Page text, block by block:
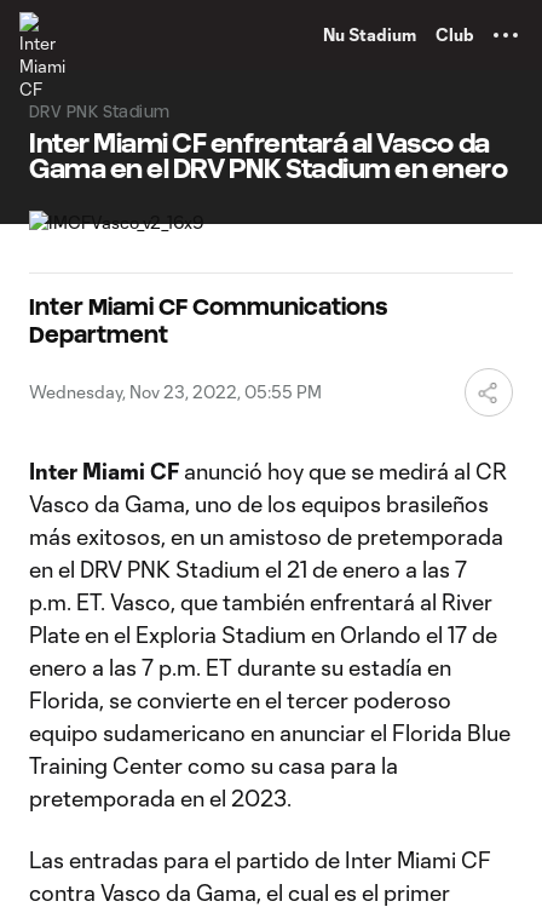
Nu Stadium Club
DRV PNK Stadium
Inter Miami CF enfrentará al Vasco da
Gama en el DRV PNK Stadium en enero
Inter Miami CF Communications
Department
Wednesday, Nov 23, 2022, 05:55 PM
Inter Miami CF anunció hoy que se medirá al CR
Vasco da Gama, uno de los equipos brasileños
más exitosos, en un amistoso de pretemporada
en el DRV PNK Stadium el 21 de enero a las 7
p.m. ET. Vasco, que también enfrentará al River
Plate en el Exploria Stadium en Orlando el 17 de
enero a las 7 p.m. ET durante su estadía en
Florida, se convierte en el tercer poderoso
equipo sudamericano en anunciar el Florida Blue
Training Center como su casa para la
pretemporada en el 2023.
Las entradas para el partido de Inter Miami CF
contra Vasco da Gama, el cual es el primer